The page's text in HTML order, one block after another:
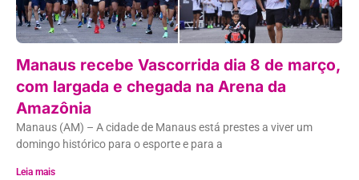
Manaus recebe Vascorrida dia 8 de março,
com largada e chegada na Arena da
Amazônia
Manaus (AM) – A cidade de Manaus está prestes a viver um
domingo histórico para o esporte e para a
Leia mais